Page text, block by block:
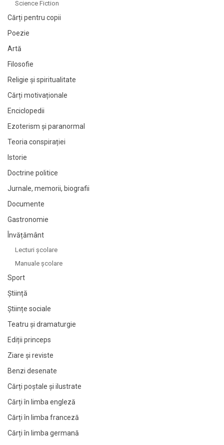
Science Fiction
Cărți pentru copii
Poezie
Artă
Filosofie
Religie și spiritualitate
Cărți motivaționale
Enciclopedii
Ezoterism și paranormal
Teoria conspirației
Istorie
Doctrine politice
Jurnale, memorii, biografii
Documente
Gastronomie
Învățământ
Lecturi şcolare
Manuale şcolare
Sport
Știință
Științe sociale
Teatru și dramaturgie
Ediții princeps
Ziare şi reviste
Benzi desenate
Cărți poștale și ilustrate
Cărți în limba engleză
Cărți în limba franceză
Cărți în limba germană